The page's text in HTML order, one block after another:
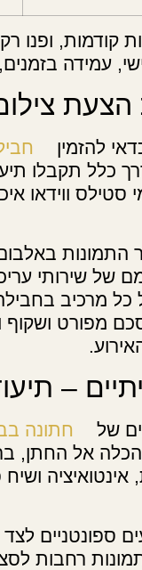
קודמות,
עמידה
הצעת
להזמין
כלל תקבלו
סטילס ווידאו
התמונות
של שירותי
כל מרכיב
מפורט ושקוף
–
של חתונה
אל החתן,
אינטואיציה
ספונטניים לצד
רחבות